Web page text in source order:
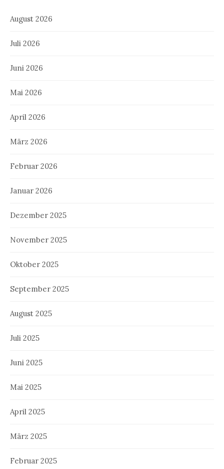
August 2026
Juli 2026
Juni 2026
Mai 2026
April 2026
März 2026
Februar 2026
Januar 2026
Dezember 2025
November 2025
Oktober 2025
September 2025
August 2025
Juli 2025
Juni 2025
Mai 2025
April 2025
März 2025
Februar 2025